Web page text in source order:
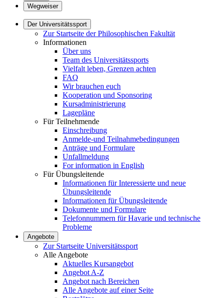
Wegweiser
Der Universitätssport
Zur Startseite der Philosophischen Fakultät
Informationen
Über uns
Team des Universitätssports
Vielfalt leben, Grenzen achten
FAQ
Wir brauchen euch
Kooperation und Sponsoring
Kursadministrierung
Lagepläne
Für Teilnehmende
Einschreibung
Anmelde-und Teilnahmebedingungen
Anträge und Formulare
Unfallmeldung
For information in English
Für Übungsleitende
Informationen für Interessierte und neue
Übungsleitende
Informationen für Übungsleitende
Dokumente und Formulare
Telefonnummern für Havarie und technische
Probleme
Angebote
Zur Startseite Universitätssport
Alle Angebote
Aktuelles Kursangebot
Angebot A-Z
Angebot nach Bereichen
Alle Angebote auf einer Seite